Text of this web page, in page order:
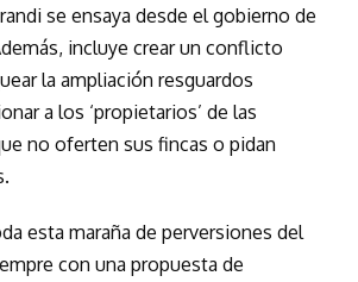
se ensaya desde el gobierno de
incluye crear un conflicto
la ampliación resguardos
a los ‘propietarios’ de las
no oferten sus fincas o pidan
esta maraña de perversiones del
con una propuesta de